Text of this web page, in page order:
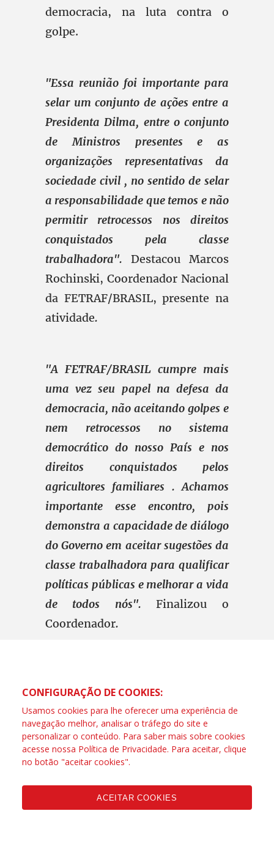
democracia, na luta contra o
golpe.
"Essa reunião foi importante para
selar um conjunto de ações entre a
Presidenta Dilma, entre o conjunto
de Ministros presentes e as
organizações representativas da
sociedade civil , no sentido de selar
a responsabilidade que temos e não
permitir retrocessos nos direitos
conquistados pela classe
trabalhadora". Destacou Marcos
Rochinski, Coordenador Nacional
da FETRAF/BRASIL, presente na
atividade.
"A FETRAF/BRASIL cumpre mais
uma vez seu papel na defesa da
democracia, não aceitando golpes e
nem retrocessos no sistema
democrático do nosso País e nos
direitos conquistados pelos
agricultores familiares . Achamos
importante esse encontro, pois
demonstra a capacidade de diálogo
do Governo em aceitar sugestões da
classe trabalhadora para qualificar
políticas públicas e melhorar a vida
de todos nós". Finalizou o
Coordenador.
CONFIGURAÇÃO DE COOKIES:
Usamos cookies para lhe oferecer uma experiência de
navegação melhor, analisar o tráfego do site e
personalizar o conteúdo. Para saber mais sobre cookies
acesse nossa Política de Privacidade. Para aceitar, clique
no botão "aceitar cookies".
ACEITAR COOKIES